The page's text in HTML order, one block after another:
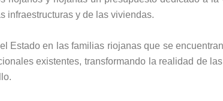
infraestructuras y de las viviendas.
Estado en las familias riojanas que se
existentes, transformando la realidad de